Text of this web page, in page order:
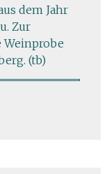
dem Jahr
Zur
Weinprobe
(tb)